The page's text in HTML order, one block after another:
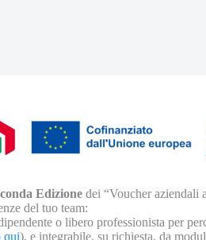
Edizione dei “Voucher aziendali
del tuo team:
o libero professionista per
qui), e integrabile, su richiesta, da